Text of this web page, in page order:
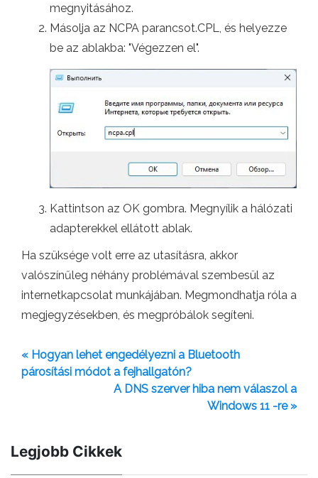
megnyitásához.
Másolja az NCPA parancsot.CPL, és helyezze
be az ablakba: "Végezzen el".
Kattintson az OK gombra. Megnyílik a hálózati
adapterekkel ellátott ablak.
Ha szüksége volt erre az utasításra, akkor
valószínűleg néhány problémával szembesül az
internetkapcsolat munkájában. Megmondhatja róla a
megjegyzésekben, és megpróbálok segíteni.
« Hogyan lehet engedélyezni a Bluetooth
párosítási módot a fejhallgatón?
A DNS szerver hiba nem válaszol a
Windows 11 -re »
Legjobb Cikkek